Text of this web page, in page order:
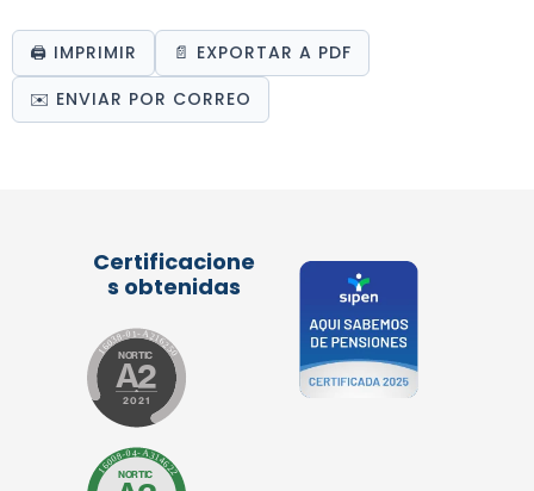
🖨️ IMPRIMIR
📄 EXPORTAR A PDF
✉️ ENVIAR POR CORREO
Certificacione
s obtenidas